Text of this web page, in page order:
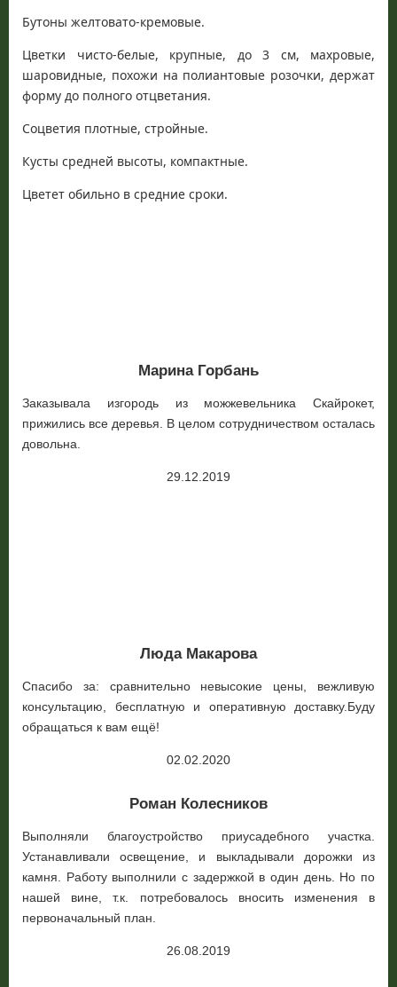
Бутоны желтовато-кремовые.
Цветки чисто-белые, крупные, до 3 см, махровые,
шаровидные, похожи на полиантовые розочки, держат
форму до полного отцветания.
Соцветия плотные, стройные.
Кусты средней высоты, компактные.
Цветет обильно в средние сроки.
Марина Горбань
Заказывала изгородь из можжевельника Скайрокет,
прижились все деревья. В целом сотрудничеством осталась
довольна.
29.12.2019
Люда Макарова
Спасибо за: сравнительно невысокие цены, вежливую
консультацию, бесплатную и оперативную доставку.Буду
обращаться к вам ещё!
02.02.2020
Роман Колесников
Выполняли благоустройство приусадебного участка.
Устанавливали освещение, и выкладывали дорожки из
камня. Работу выполнили с задержкой в один день. Но по
нашей вине, т.к. потребовалось вносить изменения в
первоначальный план.
26.08.2019